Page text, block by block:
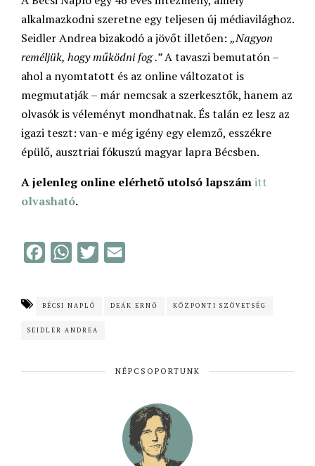
alkalmazkodni szeretne egy teljesen új médiavilághoz.
Seidler Andrea bizakodó a jövőt illetően: „Nagyon
reméljük, hogy működnifog.”A tavaszi bemutatón –
ahol a nyomtatott és az online változatot is
megmutatják – már nemcsak a szerkesztők, hanem az
olvasók is véleményt mondhatnak. És talán ez lesz az
igazi teszt: van-e még igény egy elemző, esszékre
épülő, ausztriai fókuszú magyar lapra Bécsben.
Ajelenleg online elérhető utolsó lapszámitt
olvasható.
b
W
s
BÉCSI NAPLÓ DEÁK ERNŐ KÖZPONTI SZÖVETSÉG
SEIDLER ANDREA
NÉPCSOPORTUNK